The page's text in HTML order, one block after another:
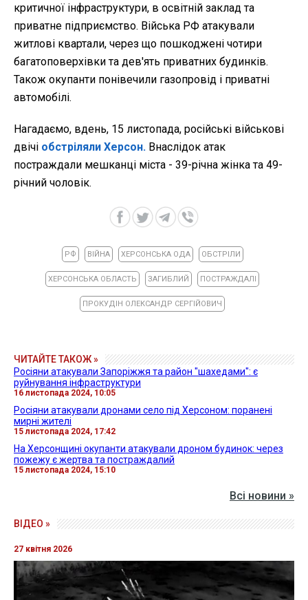
критичної інфраструктури, в освітній заклад та
приватне підприємство. Війська РФ атакували
житлові квартали, через що пошкоджені чотири
багатоповерхівки та дев'ять приватних будинків.
Також окупанти понівечили газопровід і приватні
автомобілі.
Нагадаємо, вдень, 15 листопада, російські військові
двічі обстріляли Херсон. Внаслідок атак
постраждали мешканці міста - 39-річна жінка та 49-
річний чоловік.
РФ ВІЙНА ХЕРСОНСЬКА ОДА ОБСТРІЛИ
ХЕРСОНСЬКА ОБЛАСТЬ ЗАГИБЛИЙ ПОСТРАЖДАЛІ
ПРОКУДІН ОЛЕКСАНДР СЕРГІЙОВИЧ
ЧИТАЙТЕ ТАКОЖ »
Росіяни атакували Запоріжжя та район "шахедами": є
руйнування інфраструктури
16 листопада 2024, 10:05
Росіяни атакували дронами село під Херсоном: поранені
мирні жителі
15 листопада 2024, 17:42
На Херсонщині окупанти атакували дроном будинок: через
пожежу є жертва та постраждалий
15 листопада 2024, 15:10
Всі новини »
ВІДЕО »
27 квітня 2026